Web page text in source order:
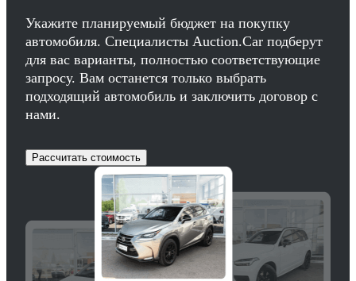
Укажите планируемый бюджет на покупку
автомобиля. Специалисты Auction.Car подберут
для вас варианты, полностью соответствующие
запросу. Вам останется только выбрать
подходящий автомобиль и заключить договор с
нами.
Рассчитать стоимость